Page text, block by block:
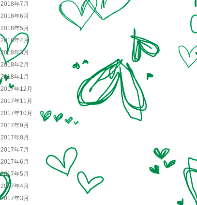
2018年7月
2018年6月
2018年5月
2018年4月
2018年3月
2018年2月
2018年1月
2017年12月
2017年11月
2017年10月
2017年9月
2017年8月
2017年7月
2017年6月
2017年5月
2017年4月
2017年3月